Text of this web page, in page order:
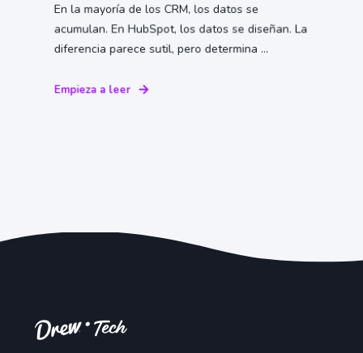
En la mayoría de los CRM, los datos se
acumulan. En HubSpot, los datos se diseñan. La
diferencia parece sutil, pero determina ...
Empieza a leer